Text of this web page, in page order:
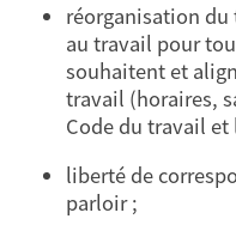
réorganisation
au travail pour
souhaitent et
travail (horaires,
Code du travail
liberté de
parloir ;